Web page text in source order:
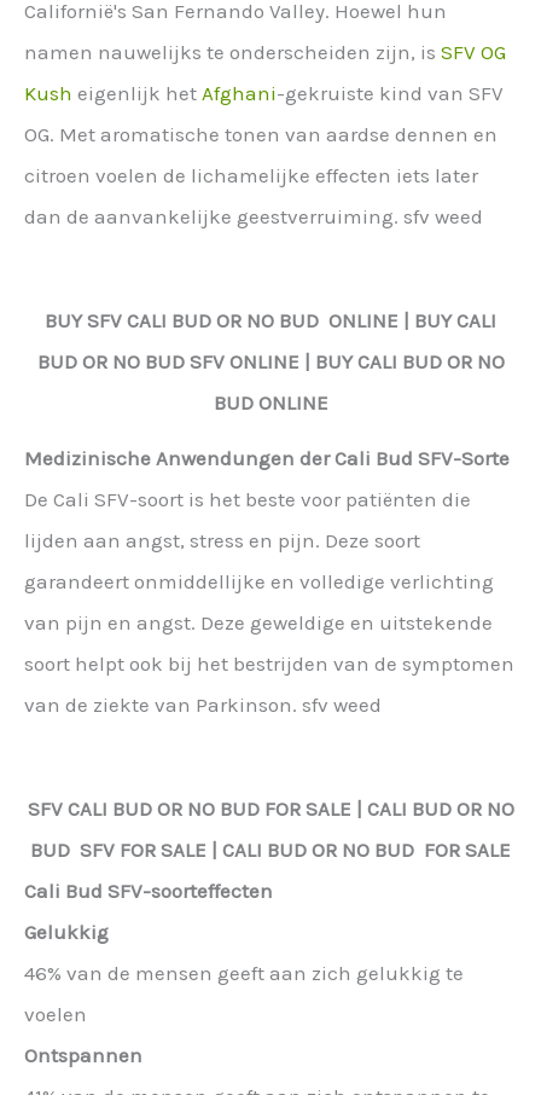
Californië's San Fernando Valley. Hoewel hun
namen nauwelijks te onderscheiden zijn, is SFV OG
Kush eigenlijk het Afghani-gekruiste kind van SFV
OG. Met aromatische tonen van aardse dennen en
citroen voelen de lichamelijke effecten iets later
dan de aanvankelijke geestverruiming. sfv weed
BUYSFV CALI BUD OR NO BUD ONLINE | BUY CALI
BUD OR NO BUD SFV ONLINE | BUY CALI BUD OR NO
BUD ONLINE
Medizinische Anwendungen der Cali Bud SFV-Sorte
De Cali SFV-soort is het beste voor patiënten die
lijden aan angst, stress en pijn. Deze soort
garandeert onmiddellijke en volledige verlichting
van pijn en angst. Deze geweldige en uitstekende
soort helpt ook bij het bestrijden van de symptomen
van de ziekte van Parkinson. sfv weed
SFV CALI BUD OR NO BUD FOR SALE | CALI BUD OR NO
BUD SFV FOR SALE | CALI BUD OR NO BUD FOR SALE
Cali Bud SFV-soorteffecten
Gelukkig
46% van de mensen geeft aan zich gelukkig te
voelen
Ontspannen